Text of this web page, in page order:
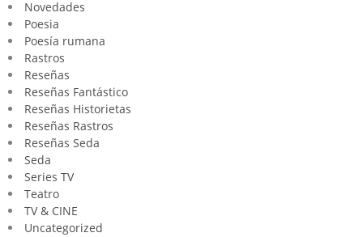
Novedades
Poesia
Poesía rumana
Rastros
Reseñas
Reseñas Fantástico
Reseñas Historietas
Reseñas Rastros
Reseñas Seda
Seda
Series TV
Teatro
TV & CINE
Uncategorized